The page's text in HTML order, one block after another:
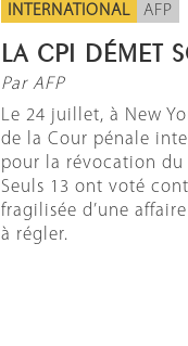
INTERNATIONAL AFP
LA CPI DÉMET
Par AFP
Le 24 juillet, à New
de la Cour pénale
pour la révocation du
Seuls 13 ont voté
fragilisée d’une
à régler.